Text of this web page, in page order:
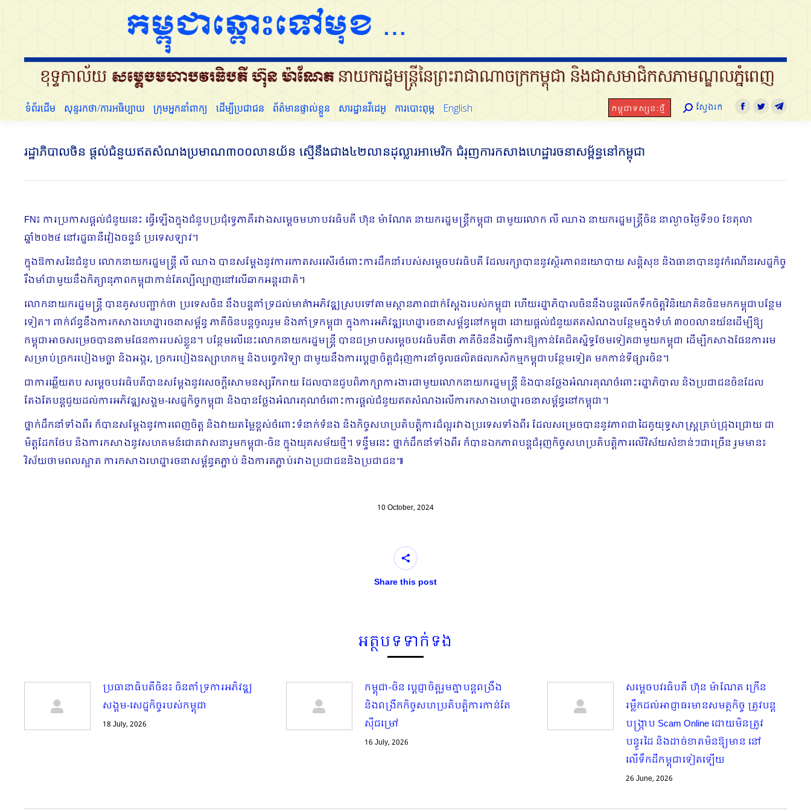
ទំព័រដើម សុន្ទរកថា/ការអធិប្បាយ ក្រុមអ្នកនាំពាក្យ ដើម្បីប្រជាជន ព័ត៌មានផ្ទាល់ខ្លួន សារដ្ឋានវីដេអូ ការបោះពុម្ភ English កម្ពុជាទស្សនៈថ្មី Search:
ស្វែងរក Facebook
Twitter
រដ្ឋាភិបាលចិន ផ្តល់ជំនួយឥតសំណងប្រមាណ៣០០លានយ័ន ស្មើនឹងជាង៤២លានដុល្លារអាមេរិក ជំរុញការកសាងហេដ្ឋារចនាសម្ព័ន្ធនៅកម្ពុជា
FN៖ ការប្រកាសផ្តល់ជំនួយនេះ ធ្វើឡើងក្នុងជំនួបប្រជុំទ្វេភាគីរវាងសម្តេចមហាបវរធិបតី ហ៊ុន ម៉ាណែត នាយករដ្ឋមន្ត្រីកម្ពុជា ជាមួយលោក លី ឈាង នាយករដ្ឋមន្ត្រីចិន នាល្ងាចថ្ងៃទី១០ ខែតុលា
ឆ្នាំ២០២៤ នៅរដ្ឋធានីវៀងចន្ទន៍ ប្រទេសឡាវ។
ក្នុងឱកាសនៃជំនួប លោកនាយករដ្ឋមន្រ្តី លី ឈាង បានសម្ដែងនូវការកោតសរសើរចំពោះការដឹកនាំរបស់សម្ដេចបវរធិបតី ដែលរក្សាបាននូវស្ថិរភាពនយោបាយ សន្តិសុខ និងធានាបាននូវកំណើនសេដ្ឋកិច្ច
រឹងមាំជាមួយនឹងកិត្យានុភាពកម្ពុជាកាន់តែល្បីល្បាញនៅលើឆាកអន្តរជាតិ។
លោកនាយករដ្ឋមន្រ្តី បានគូសបញ្ជាក់ថា ប្រទេសចិន នឹងបន្តគាំទ្រដល់មាគ៌ាអភិវឌ្ឍស្របទៅតាមស្ថានភាពជាក់ស្តែងរបស់កម្ពុជា ហើយរដ្ឋាភិបាលចិននឹងបន្តលើកទឹកចិត្តវិនិយោគិនចិនមកកម្ពុជាបន្ថែម
ទៀត។ ពាក់ព័ន្ធនឹងការកសាងហេដ្ឋារចនាសម្ព័ន្ធ ភាគីចិនបន្តចូលរួម និងគាំទ្រកម្ពុជា ក្នុងការអភិវឌ្ឍហេដ្ឋារចនាសម្ព័ន្ធនៅកម្ពុជា ដោយផ្ដល់ជំនួយឥតសំណងបន្ថែមក្នុងទំហំ ៣០០លានយ័នដើម្បីឱ្យ
កម្ពុជាអាចសម្រេចបានតាមផែនការរបស់ខ្លួន។ បន្ថែមលើនេះលោកនាយករដ្ឋមន្រ្តី បានជម្រាបសម្តេចបវរធិបតីថា ភាគីចិននឹងធ្វើការឱ្យកាន់តែជិតស្និទ្ធថែមទៀតជាមួយកម្ពុជា ដើម្បីកសាងផែនការមេ
សម្រាប់ច្រករបៀងមច្ឆា និងអង្ករ, ច្រករបៀងឧស្សាហកម្ម និងបច្ចេកវិទ្យា ជាមួយនឹងការប្តេជ្ញាចិត្តជំរុញការនាំចូលផលិតផលកសិកម្មកម្ពុជាបន្ថែមទៀត មកកាន់ទីផ្សារចិន។
ជាការឆ្លើយតប សម្ដេចបវរធិបតីបានសម្ដែងនូវសេចក្ដីសោមនស្សរីករាយ ដែលបានជួបពិភាក្សាការងារជាមួយលោកនាយករដ្ឋមន្ត្រី និងបានថ្លែងអំណរគុណចំពោះរដ្ឋាភិបាល និងប្រជាជនចិនដែល
តែងតែបន្តជួយដល់ការអភិវឌ្ឍសង្គម-សេដ្ឋកិច្ចកម្ពុជា និងបានថ្លែងអំណរគុណចំពោះការផ្តល់ជំនួយឥតសំណងលើការកសាងហេដ្ឋារចនាសម្ព័ន្ធនៅកម្ពុជា។
ថ្នាក់ដឹកនាំទាំងពីរ ក៏បានសម្ដែងនូវការពេញចិត្ត និងវាយតម្លៃខ្ពស់ចំពោះទំនាក់ទំនង និងកិច្ចសហប្រតិបត្តិការដ៏ល្អរវាងប្រទេសទាំងពីរ ដែលសម្រេចបាននូវភាពជាដៃគូយុទ្ធសាស្ត្រគ្រប់ជ្រុងជ្រោយ ជា
មិត្តដែកថែប និងការកសាងនូវសហគមន៍ជោគវាសនារួមកម្ពុជា-ចិន ក្នុងយុគសម័យថ្មី។ ទន្ទឹមនេះ ថ្នាក់ដឹកនាំទាំងពីរ ក៏បានឯកភាពបន្តជំរុញកិច្ចសហប្រតិបត្តិការលើវិស័យសំខាន់ៗជាច្រើន រួមមាន៖
វិស័យថាមពលស្អាត ការកសាងហេដ្ឋារចនាសម្ព័ន្ធតភ្ជាប់ និងការតភ្ជាប់រវាងប្រជាជននិងប្រជាជន៕
10 October, 2024
Share this post
អត្ថបទទាក់ទង
ប្រធានាធិបតីចិន៖ ចិនគាំទ្រការអភិវឌ្ឍ
សង្គម-សេដ្ឋកិច្ចរបស់កម្ពុជា
18 July, 2026
កម្ពុជា-ចិន ប្ដេជ្ញាចិត្តរួមគ្នាបន្តពង្រឹង
និងពង្រីកកិច្ចសហប្រតិបត្តិការកាន់តែ
ស៊ីជម្រៅ
16 July, 2026
សម្តេចបវរធិបតី ហ៊ុន ម៉ាណែត ក្រើន
រម្លឹកដល់អាជ្ញាធរមានសមត្ថកិច្ច ត្រូវបន្ត
បង្ក្រាប Scam Online ដោយមិនត្រូវ
បន្ធូរដៃ និងដាច់ខាតមិនឱ្យមាន​ នៅ
លើទឹកដីកម្ពុជាទៀតឡើយ
26 June, 2026
សុន្ទរកថា/ការអធិប្បាយ ក្រុមអ្នកនាំពាក្យ ដើម្បីប្រជាជន ព័ត៌មានផ្ទាល់ខ្លួន